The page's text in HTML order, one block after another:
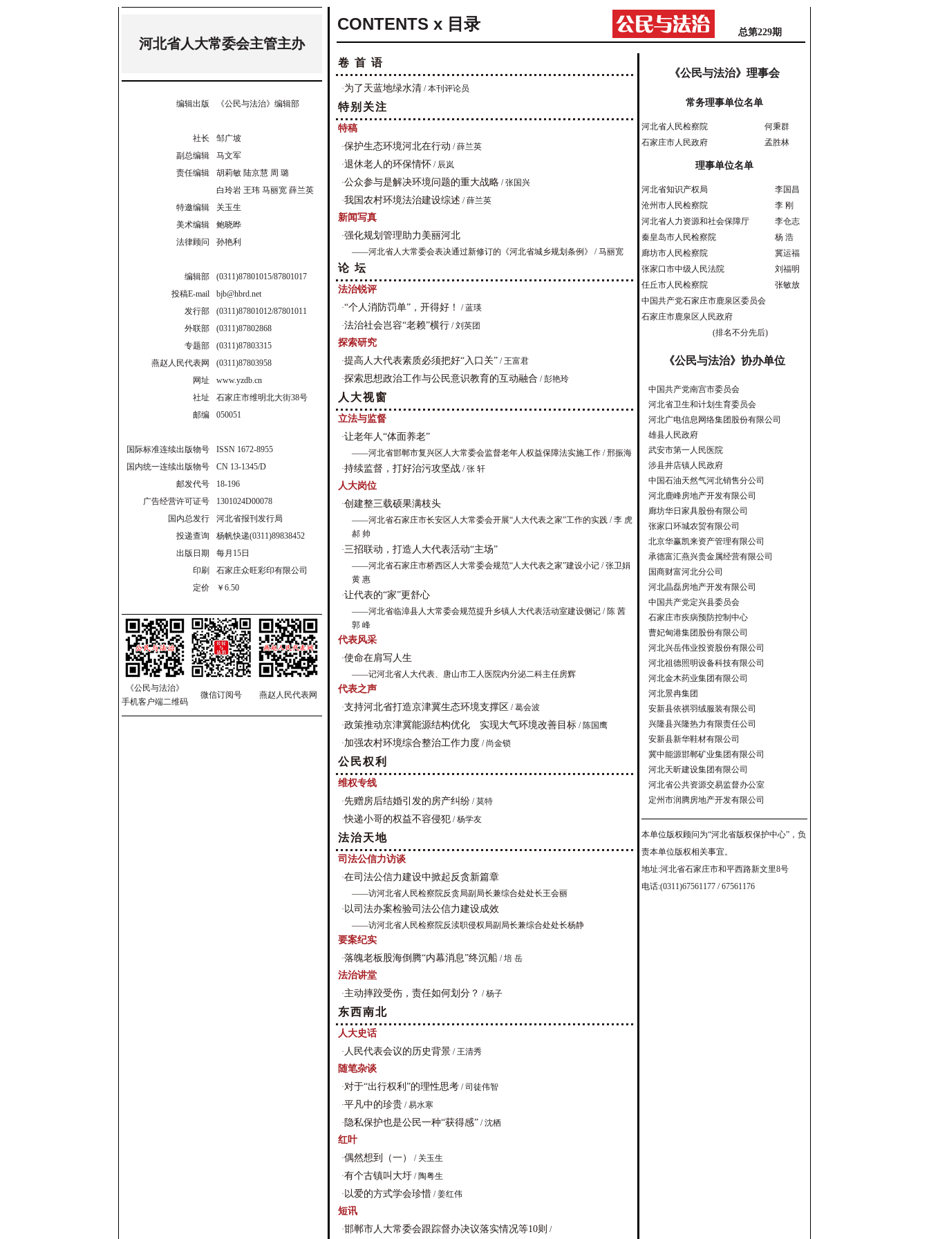
河北省人大常委会主管主办
编辑出版 《公民与法治》编辑部
社长
邹广坡
副总编辑
马文军
责任编辑
胡莉敏 陆京慧 周 璐
白玲岩 王玮 马丽宽 薛兰英
特邀编辑
关玉生
美术编辑
鲍晓晔
法律顾问
孙艳利
编辑部
(0311)87801015/87801017
投稿E-mail
bjb@hbrd.net
发行部
(0311)87801012/87801011
外联部
(0311)87802868
专题部
(0311)87803315
燕赵人民代表网
(0311)87803958
网址
www.yzdb.cn
社址
石家庄市维明北大街38号
邮编
050051
国际标准连续出版物号
ISSN 1672-8955
国内统一连续出版物号
CN 13-1345/D
邮发代号
18-196
广告经营许可证号
1301024D00078
国内总发行
河北省报刊发行局
投递查询
杨帆快递(0311)89838452
出版日期
每月15日
印刷
石家庄众旺彩印有限公司
定价
￥6.50
《公民与法治》
手机客户端二维码
微信订阅号 燕赵人民代表网
CONTENTS x 目录 总第229期
卷 首 语
·为了天蓝地绿水清 / 本刊评论员
特别关注
特稿
·保护生态环境河北在行动 / 薛兰英
·退休老人的环保情怀 / 辰岚
·公众参与是解决环境问题的重大战略 / 张国兴
·我国农村环境法治建设综述 / 薛兰英
新闻写真
·强化规划管理助力美丽河北
——河北省人大常委会表决通过新修订的《河北省城乡规划条例》 / 马丽宽
论 坛
法治锐评
·“个人消防罚单”，开得好！
/ 蓝瑛
·法治社会岂容“老赖”横行 / 刘英团
探索研究
·提高人大代表素质必须把好“入口关” / 王富君
·探索思想政治工作与公民意识教育的互动融合 / 彭艳玲
人大视窗
立法与监督
·让老年人“体面养老”
——河北省邯郸市复兴区人大常委会监督老年人权益保障法实施工作 / 邢振海
·持续监督，打好治污攻坚战 / 张 轩
人大岗位
·创建整三载硕果满枝头
——河北省石家庄市长安区人大常委会开展“人大代表之家”工作的实践 / 李 虎
郝 帅
·三招联动，打造人大代表活动“主场”
——河北省石家庄市桥西区人大常委会规范“人大代表之家”建设小记 / 张卫娟
黄 惠
·让代表的“家”更舒心
——河北省临漳县人大常委会规范提升乡镇人大代表活动室建设侧记 / 陈 茜
郭 峰
代表风采
·使命在肩写人生
——记河北省人大代表、唐山市工人医院内分泌二科主任房辉
代表之声
·支持河北省打造京津冀生态环境支撑区 / 葛会波
·政策推动京津冀能源结构优化 实现大气环境改善目标 / 陈国鹰
·加强农村环境综合整治工作力度 / 尚金锁
公民权利
维权专线
·先赠房后结婚引发的房产纠纷 / 莫特
·快递小哥的权益不容侵犯 / 杨学友
法治天地
司法公信力访谈
·在司法公信力建设中掀起反贪新篇章
——访河北省人民检察院反贪局副局长兼综合处处长王会丽
· 以司法办案检验司法公信力建设成效
——访河北省人民检察院反渎职侵权局副局长兼综合处处长杨静
要案纪实
·落魄老板股海倒腾“内幕消息”终沉船 / 培 岳
法治讲堂
·主动摔跤受伤，责任如何划分？ / 杨子
东西南北
人大史话
· 人民代表会议的历史背景 / 王清秀
随笔杂谈
·对于“出行权利”的理性思考 / 司徒伟智
·平凡中的珍贵 / 易水寒
· 隐私保护也是公民一种“获得感” / 沈栖
红叶
·偶然想到（一）
/ 关玉生
·有个古镇叫大圩 / 陶粤生
· 以爱的方式学会珍惜 / 姜红伟
短讯
·邯郸市人大常委会跟踪督办决议落实情况等10则 /
《公民与法治》理事会
常务理事单位名单
河北省人民检察院
何秉群
石家庄市人民政府
孟胜林
理事单位名单
河北省知识产权局
李国昌
沧州市人民检察院
李 刚
河北省人力资源和社会保障厅
李仓志
秦皇岛市人民检察院
杨 浩
廊坊市人民检察院
冀运福
张家口市中级人民法院
刘福明
任丘市人民检察院
张敏放
中国共产党石家庄市鹿泉区委员会
石家庄市鹿泉区人民政府
(排名不分先后)
《公民与法治》协办单位
中国共产党南宫市委员会
河北省卫生和计划生育委员会
河北广电信息网络集团股份有限公司
雄县人民政府
武安市第一人民医院
涉县井店镇人民政府
中国石油天然气河北销售分公司
河北鹿峰房地产开发有限公司
廊坊华日家具股份有限公司
张家口环城农贸有限公司
北京华赢凯来资产管理有限公司
承德富汇燕兴贵金属经营有限公司
国商财富河北分公司
河北晶磊房地产开发有限公司
中国共产党定兴县委员会
石家庄市疾病预防控制中心
曹妃甸港集团股份有限公司
河北兴岳伟业投资股份有限公司
河北祖德照明设备科技有限公司
河北金木药业集团有限公司
河北景冉集团
安新县依祺羽绒服装有限公司
兴隆县兴隆热力有限责任公司
安新县新华鞋材有限公司
冀中能源邯郸矿业集团有限公司
河北天昕建设集团有限公司
河北省公共资源交易监督办公室
定州市润腾房地产开发有限公司
本单位版权顾问为“河北省版权保护中心”，负
责本单位版权相关事宜。
地址:河北省石家庄市和平西路新文里8号
电话:(0311)67561177 / 67561176